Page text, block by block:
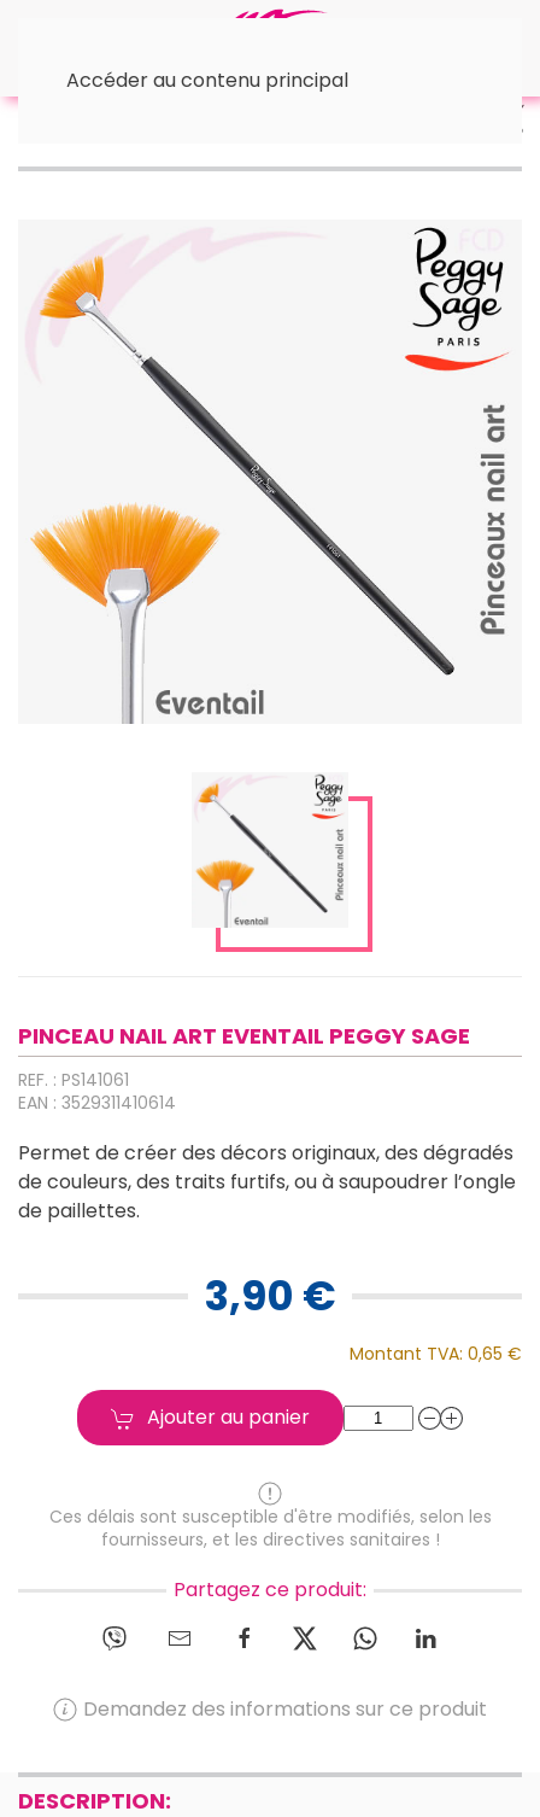
Accéder au contenu principal
PINCEAU NAIL ART EVENTAIL PEGGY SAGE
REF. : PS141061
EAN : 3529311410614
Permet de créer des décors originaux, des dégradés
de couleurs, des traits furtifs, ou à saupoudrer l’ongle
de paillettes.
3,90 €
Montant TVA: 0,65 €
Ajouter au panier
Ces délais sont susceptible d'être modifiés, selon les
fournisseurs, et les directives sanitaires !
Partagez ce produit:
Demandez des informations sur ce produit
DESCRIPTION: